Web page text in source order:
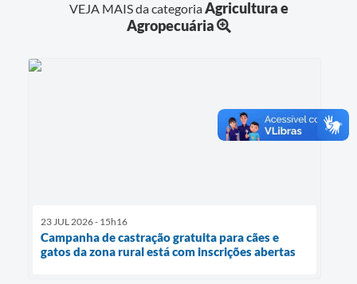
VEJA MAIS da categoriaAgricultura e
Agropecuária
23 JUL 2026 - 15h16
Campanha de castração gratuita para cães e
gatos da zona rural está com inscrições abertas